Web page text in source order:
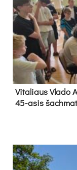
Vi­ta­liaus Vla­do
45-asis